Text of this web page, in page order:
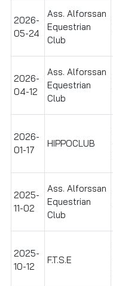
2026-
05-24
Ass. Alforssan
Equestrian
Club
2026-
04-12
Ass. Alforssan
Equestrian
Club
2026-
01-17
HIPPOCLUB
2025-
11-02
Ass. Alforssan
Equestrian
Club
2025-
10-12
F.T.S.E